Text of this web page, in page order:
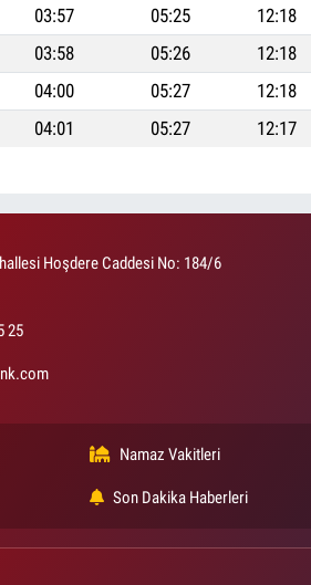
03:57 05:25 12:18
03:58 05:26 12:18
04:00 05:27 12:18
04:01 05:27 12:17
Hoşdere Caddesi No: 184/6
25
Namaz Vakitleri
Son Dakika Haberleri